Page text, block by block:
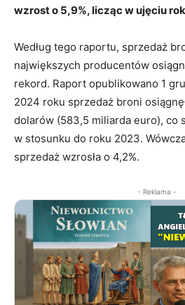
wzrost o 5,9%, licząc w ujęciu
Według tego raportu, sprzedaż
największych producentów
rekord. Raport opublikowano 1
2024 roku sprzedaż broni
dolarów (583,5 miliarda euro), co
w stosunku do roku 2023.
sprzedaż wzrosła o 4,2%.
- Reklama -